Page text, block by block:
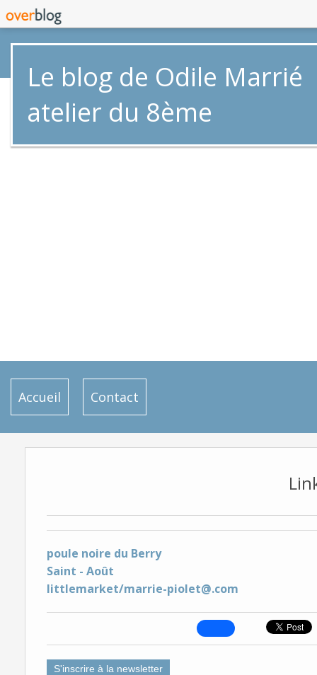
Le blog de Odile Marrié
atelier du 8ème
Accueil Contact
poule noire du Berry
Saint - Août
littlemarket/marrie-piolet@.com
S'inscrire à la newsletter